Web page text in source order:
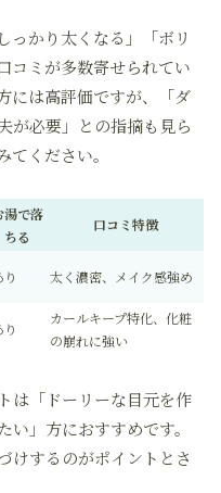
っかり太くなる」「ボリ
コミが多数寄せられてい
には高評価ですが、「ダ
が必要」との指摘も見ら
ください。
湯で落
ちる
口コミ特徴
り 太く濃密、メイク感強め
り
カールキープ特化、化粧
の崩れに強い
は「ドーリーな目元を作
」方におすすめです。
けするのがポイントとさ